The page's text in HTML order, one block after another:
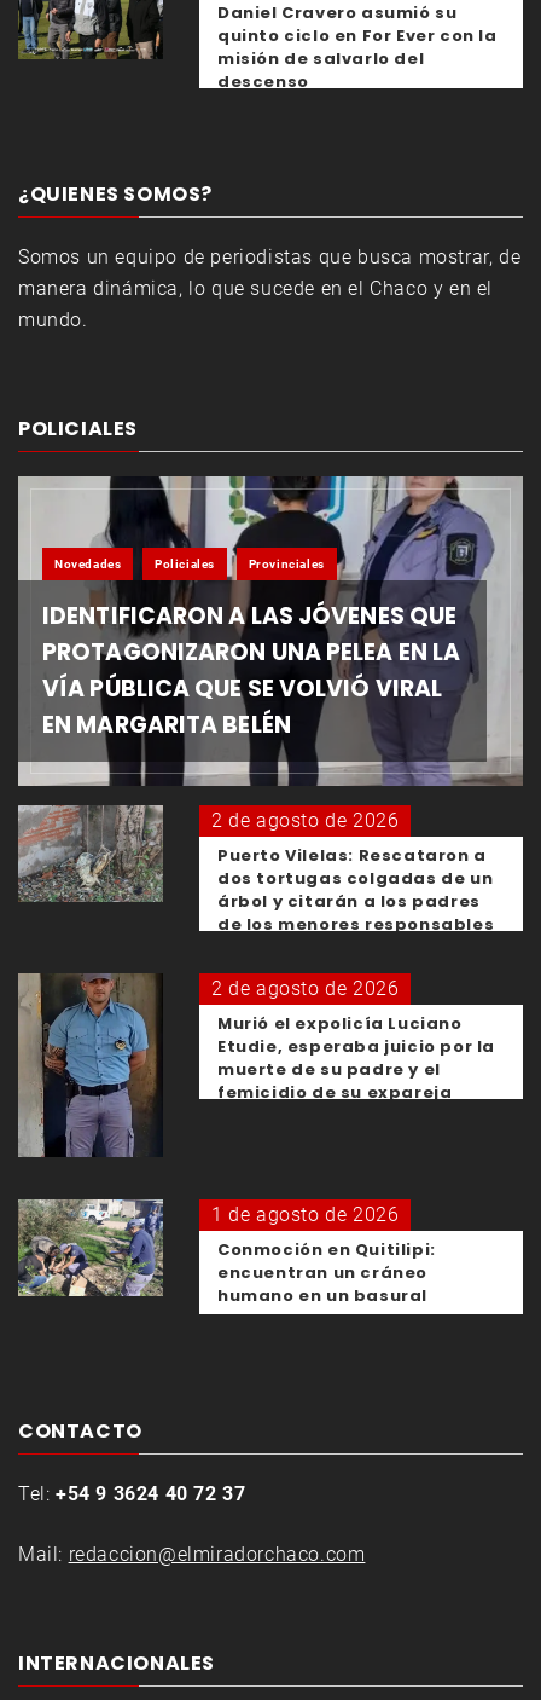
Daniel Cravero asumió su
quinto ciclo en For Ever con la
misión de salvarlo del
descenso
¿QUIENES SOMOS?
Somos un equipo de periodistas que busca mostrar, de
manera dinámica, lo que sucede en el Chaco y en el
mundo.
POLICIALES
Novedades Policiales Provinciales
IDENTIFICARON A LAS JÓVENES QUE
PROTAGONIZARON UNA PELEA EN LA
VÍA PÚBLICA QUE SE VOLVIÓ VIRAL
EN MARGARITA BELÉN
2 de agosto de 2026
Puerto Vilelas: Rescataron a
dos tortugas colgadas de un
árbol y citarán a los padres
de los menores responsables
2 de agosto de 2026
Murió el expolicía Luciano
Etudie, esperaba juicio por la
muerte de su padre y el
femicidio de su expareja
1 de agosto de 2026
Conmoción en Quitilipi:
encuentran un cráneo
humano en un basural
CONTACTO
Tel: +54 9 3624 40 72 37
Mail: redaccion@elmiradorchaco.com
INTERNACIONALES